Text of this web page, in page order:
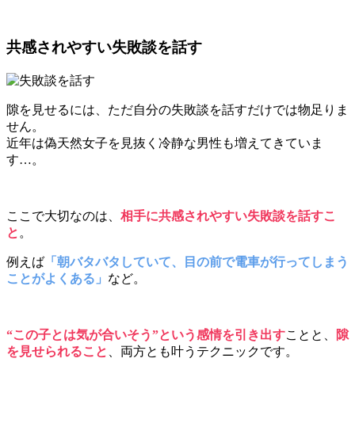
共感されやすい失敗談を話す
隙を見せるには、ただ自分の失敗談を話すだけでは物足りま
せん。
近年は偽天然女子を見抜く冷静な男性も増えてきていま
す…。
ここで大切なのは、 相手に共感されやすい失敗談を話すこ
と 。
例えば 「朝バタバタしていて、目の前で電車が行ってしまう
ことがよくある」 など。
“この子とは気が合いそう”という感情を引き出すことと、
隙
を見せられること
、両方とも叶うテクニックです。